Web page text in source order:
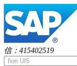
信：415402519